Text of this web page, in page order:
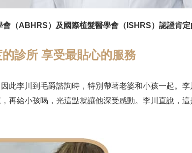
（ABHRS）及國際植髮醫學會（ISHRS）認證肯定
診所 享受最貼心的服務
此李川到毛爵諮詢時，特別帶著老婆和小孩一起。
再給小孩喝，光這點就讓他深受感動。李川直說，這